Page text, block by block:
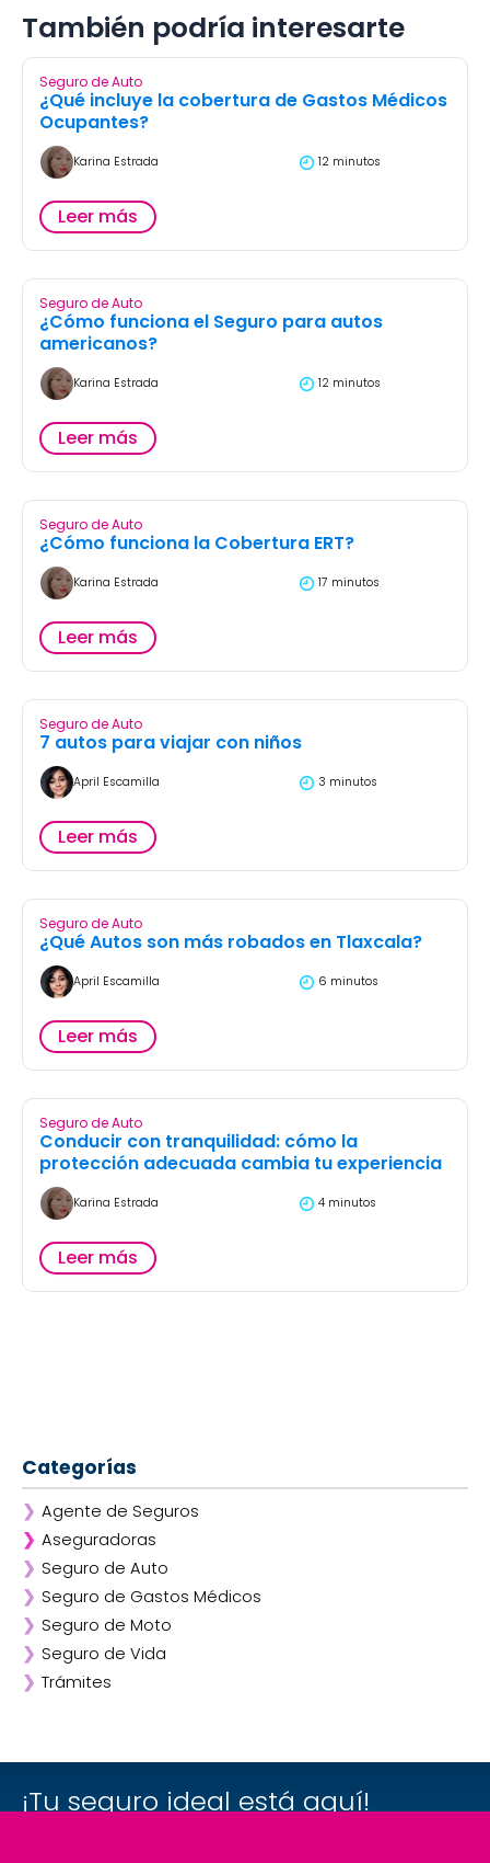
También podría interesarte
Seguro de Auto
¿Qué incluye la cobertura de Gastos Médicos
Ocupantes?
Karina Estrada 12 minutos
Leer más
Seguro de Auto
¿Cómo funciona el Seguro para autos
americanos?
Karina Estrada 12 minutos
Leer más
Seguro de Auto
¿Cómo funciona la Cobertura ERT?
Karina Estrada 17 minutos
Leer más
Seguro de Auto
7 autos para viajar con niños
April Escamilla 3 minutos
Leer más
Seguro de Auto
¿Qué Autos son más robados en Tlaxcala?
April Escamilla 6 minutos
Leer más
Seguro de Auto
Conducir con tranquilidad: cómo la
protección adecuada cambia tu experiencia
Karina Estrada 4 minutos
Leer más
Categorías
❯ Agente de Seguros
❯ Aseguradoras
❯ Afirme
❯ ANA
❯ AXA
❯ Chubb
❯ GNP
❯ Seguro de Auto
❯ Seguro de Gastos Médicos
❯ Seguro de Moto
❯ Seguro de Vida
❯ Trámites
¡Tu seguro ideal está aquí!